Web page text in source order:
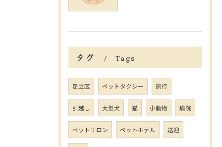
タグ Tags
足立区 ペットタクシー 旅行
引越し 大型犬 猫 小動物 病院
ペットサロン ペットホテル 送迎